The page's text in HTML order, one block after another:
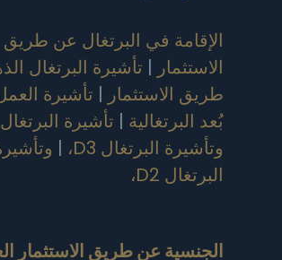
الإقامة في البرتغال عن طريق
الاستثمار | تأشيرة البرتغال
طريق الاستثمار | تأشيرة
بُعد البرتغالية | تأشيرة البرتغال D7
وتأشيرة البرتغال D3،
|
البرتغال D2،
الجنسية عن طريق الاستثمار